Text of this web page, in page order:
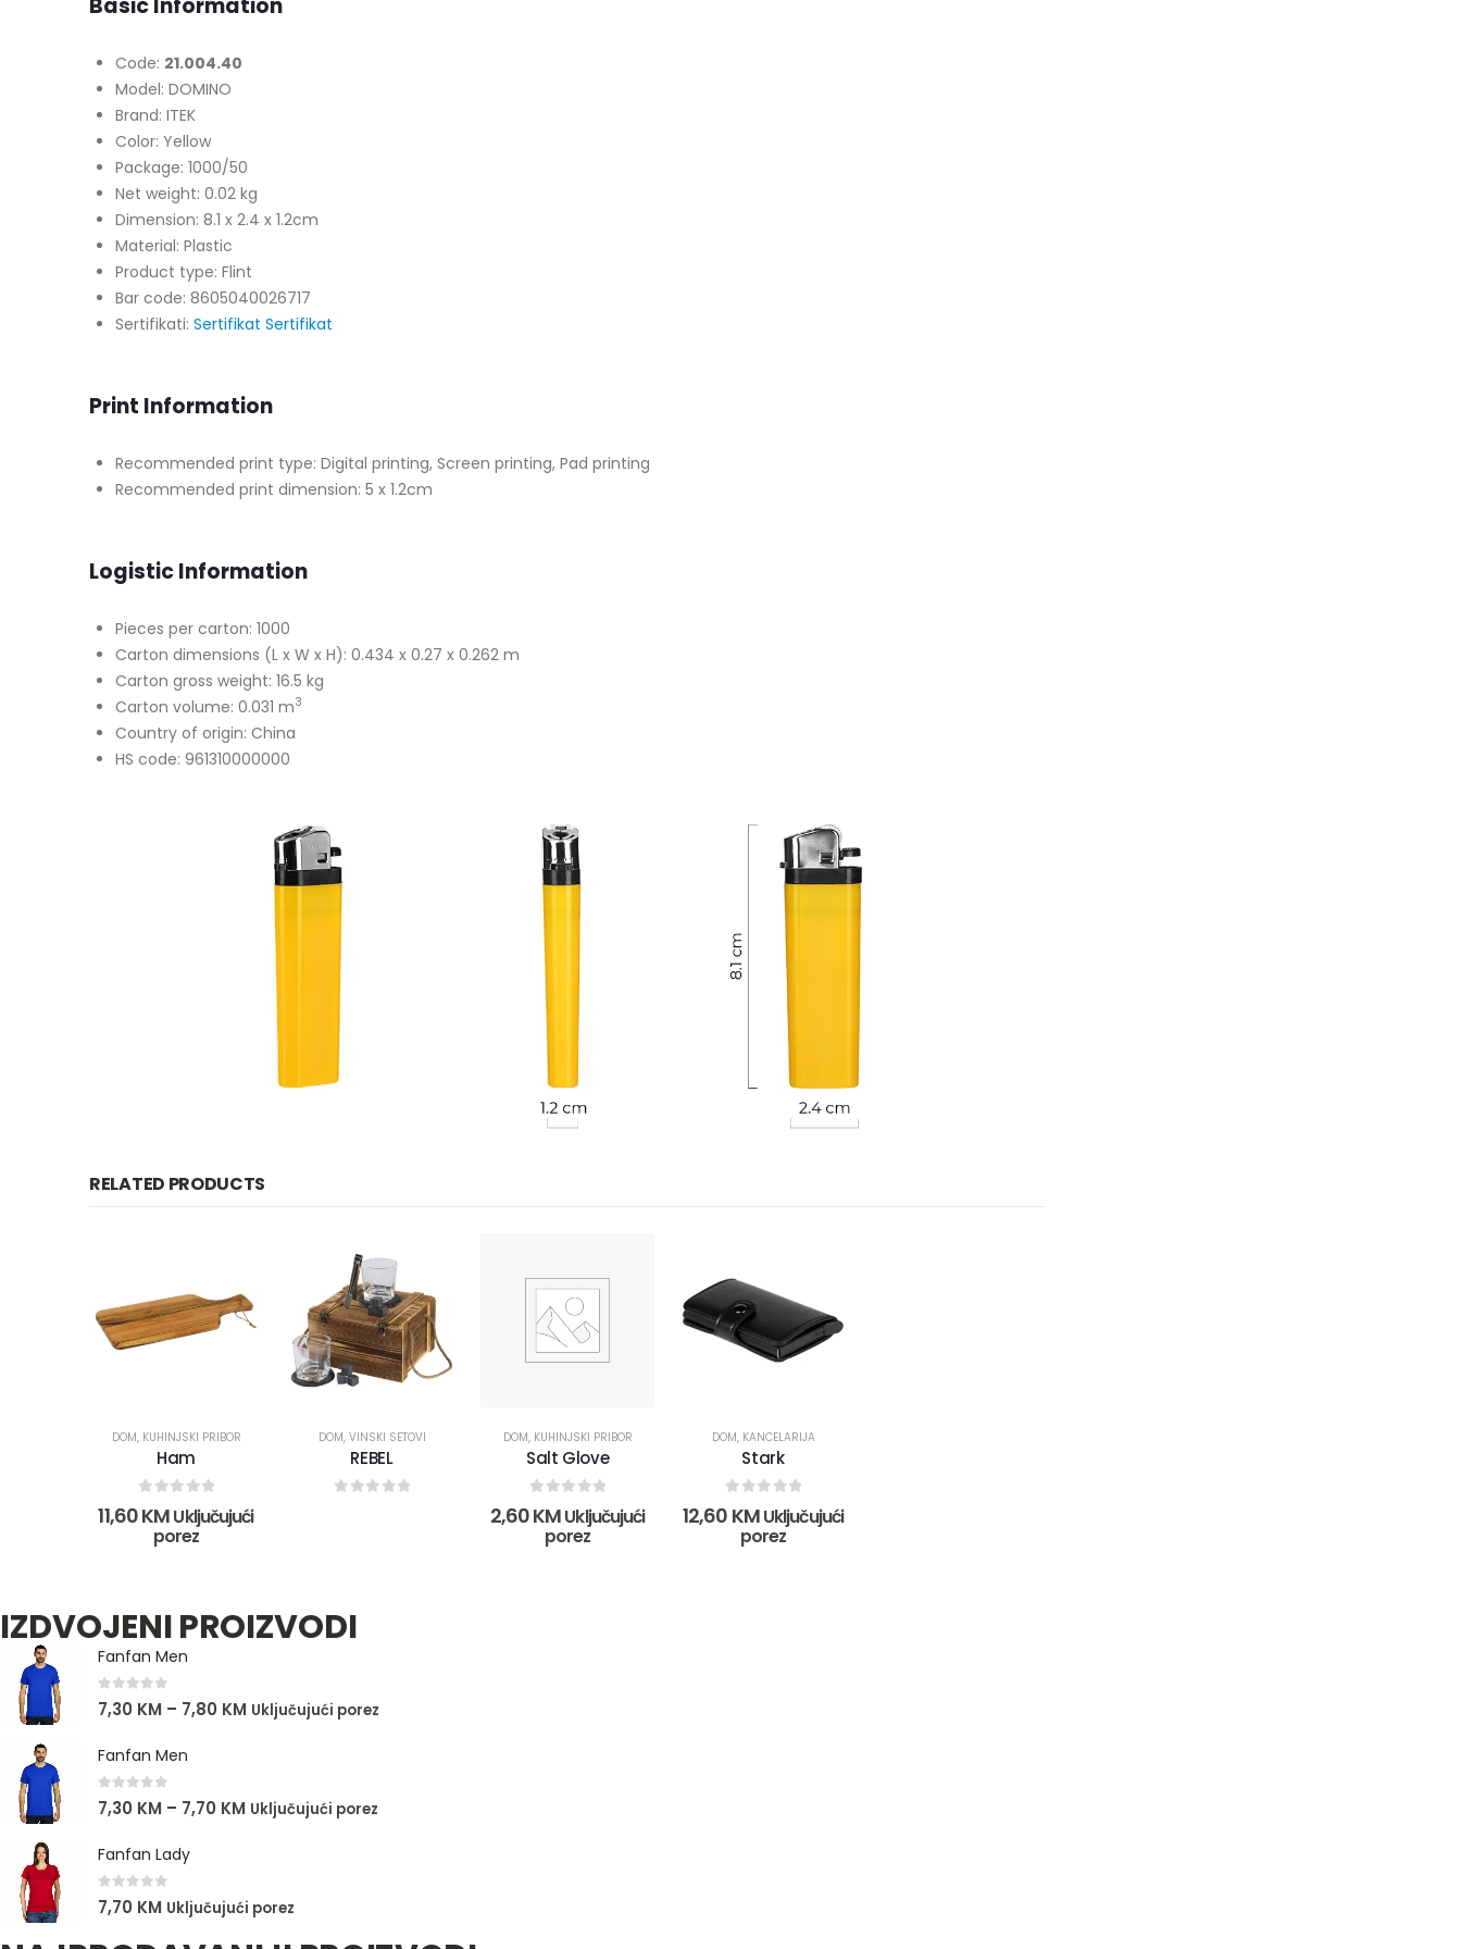
Code: 21.004.40
Model: DOMINO
Brand: ITEK
Color: Yellow
Package: 1000/50
Net weight: 0.02 kg
Dimension: 8.1 x 2.4 x 1.2cm
Material: Plastic
Product type: Flint
Bar code: 8605040026717
Sertifikati: Sertifikat Sertifikat
Print Information
Recommended print type: Digital printing, Screen printing, Pad printing
Recommended print dimension: 5 x 1.2cm
Logistic Information
Pieces per carton: 1000
Carton dimensions (L x W x H): 0.434 x 0.27 x 0.262 m
Carton gross weight: 16.5 kg
Carton volume: 0.031 m3
Country of origin: China
HS code: 961310000000
RELATED PRODUCTS
DOM, KUHINJSKI PRIBOR
Ham
11,60KMUključujući
porez
DOM, VINSKI SETOVI
REBEL
DOM, KUHINJSKI PRIBOR
Salt Glove
2,60KMUključujući
porez
DOM, KANCELARIJA
Stark
12,60 KMUključujući
porez
IZDVOJENI PROIZVODI
Fanfan Men
0out of 5
7,30 KM – 7,80 KM Uključujući porez
Fanfan Men
0out of 5
7,30 KM – 7,70 KM Uključujući porez
Fanfan Lady
0out of 5
7,70 KM Uključujući porez